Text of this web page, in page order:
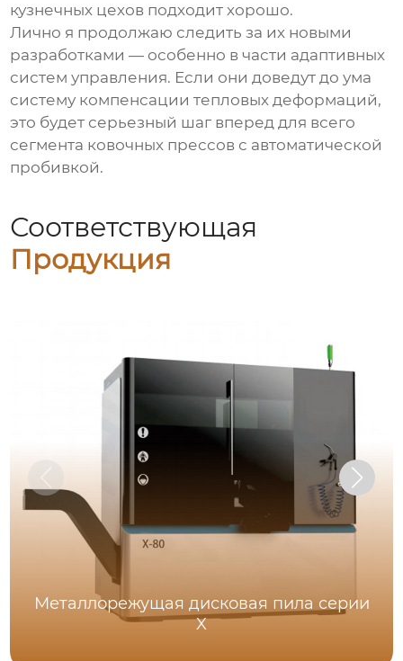
кузнечных цехов подходит хорошо.
Лично я продолжаю следить за их новыми
разработками — особенно в части адаптивных
систем управления. Если они доведут до ума
систему компенсации тепловых деформаций,
это будет серьезный шаг вперед для всего
сегмента ковочных прессов с автоматической
пробивкой.
Соответствующая
Продукция
Металлорежущая дисковая пила серии
X